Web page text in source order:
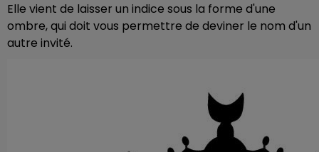
Elle vient de laisser un indice sous la forme d'une
ombre, qui doit vous permettre de deviner le nom d'un
autre invité.